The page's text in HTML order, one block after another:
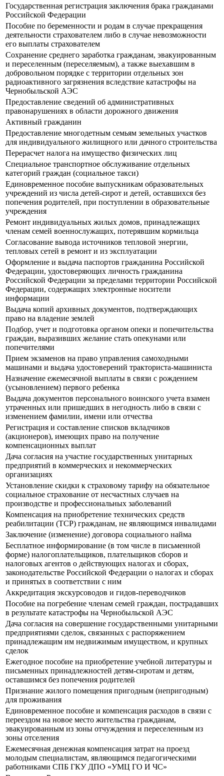
Государственная регистрация заключения брака гражданами
Российской Федерации
Пособие по беременности и родам в случае прекращения
деятельности страхователем либо в случае невозможности
его выплаты страхователем
Сохранение среднего заработка гражданам, эвакуированным
и переселенным (переселяемым), а также выехавшим в
добровольном порядке с территории отдельных зон
радиоактивного загрязнения вследствие катастрофы на
Чернобыльской АЭС
Предоставление сведений об административных
правонарушениях в области дорожного движения
Активный гражданин
Предоставление многодетным семьям земельных участков
для индивидуального жилищного или дачного строительства
Перерасчет налога на имущество физических лиц
Специальное транспортное обслуживание отдельных
категорий граждан (социальное такси)
Единовременное пособие выпускникам образовательных
учреждений из числа детей-сирот и детей, оставшихся без
попечения родителей, при поступлении в образовательные
учреждения
Ремонт индивидуальных жилых домов, принадлежащих
членам семей военнослужащих, потерявшим кормильца
Согласование вывода источников тепловой энергии,
тепловых сетей в ремонт и из эксплуатации
Оформление и выдача паспортов гражданина Российской
Федерации, удостоверяющих личность гражданина
Российской Федерации за пределами территории Российской
Федерации, содержащих электронные носители
информации
Выдача копий архивных документов, подтверждающих
право на владение землей
Подбор, учет и подготовка органом опеки и попечительства
граждан, выразивших желание стать опекунами или
попечителями
Прием экзаменов на право управления самоходными
машинами и выдача удостоверений тракториста-машиниста
Назначение ежемесячной выплаты в связи с рождением
(усыновлением) первого ребенка
Выдача документов персонального воинского учета взамен
утраченных или пришедших в негодность либо в связи с
изменением фамилии, имени или отчества
Регистрация и составление списков вкладчиков
(акционеров), имеющих право на получение
компенсационных выплат
Дача согласия на участие государственных унитарных
предприятий в коммерческих и некоммерческих
организациях
Установление скидки к страховому тарифу на обязательное
социальное страхование от несчастных случаев на
производстве и профессиональных заболеваний
Компенсация на приобретение технических средств
реабилитации (ТСР) гражданам, не являющимся инвалидами
Заключение (изменение) договора социального найма
Бесплатное информирование (в том числе в письменной
форме) налогоплательщиков, плательщиков сборов и
налоговых агентов о действующих налогах и сборах,
законодательстве Российской Федерации о налогах и сборах
и принятых в соответствии с ним
Аккредитация экскурсоводов и гидов-переводчиков
Пособие на погребение членам семей граждан, пострадавших
в результате катастрофы на Чернобыльской АЭС
Дача согласия на совершение государственными унитарными
предприятиями сделок, связанных с распоряжением
принадлежащим им недвижимым имуществом, и крупных
сделок
Ежегодное пособие на приобретение учебной литературы и
письменных принадлежностей детям-сиротам и детям,
оставшимся без попечения родителей
Признание жилого помещения пригодным (непригодным)
для проживания
Единовременное пособие и компенсация расходов в связи с
переездом на новое место жительства гражданам,
эвакуированным из зоны отчуждения и переселенным из
зоны отселения
Ежемесячная денежная компенсация затрат на проезд
молодым специалистам, являющимся педагогическими
работниками СПБ ГКУ ДПО «УМЦ ГО И ЧС»